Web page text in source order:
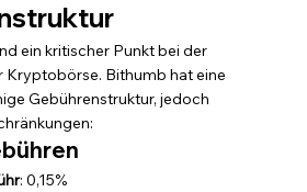
ein kritischer Punkt bei der
Kryptobörse. Bithumb hat eine
Gebührenstruktur, jedoch
: 0,15%